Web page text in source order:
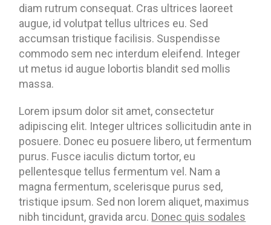
diam rutrum consequat. Cras ultrices laoreet
augue, id volutpat tellus ultrices eu. Sed
accumsan tristique facilisis. Suspendisse
commodo sem nec interdum eleifend. Integer
ut metus id augue lobortis blandit sed mollis
massa.
Lorem ipsum dolor sit amet, consectetur
adipiscing elit. Integer ultrices sollicitudin ante in
posuere. Donec eu posuere libero, ut fermentum
purus. Fusce iaculis dictum tortor, eu
pellentesque tellus fermentum vel. Nam a
magna fermentum, scelerisque purus sed,
tristique ipsum. Sed non lorem aliquet, maximus
nibh tincidunt, gravida arcu. Donec quis sodales